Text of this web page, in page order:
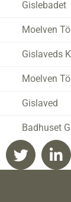
Gislebadet
Moelven
Gislaveds
Moelven
Gislaved
Badhuset